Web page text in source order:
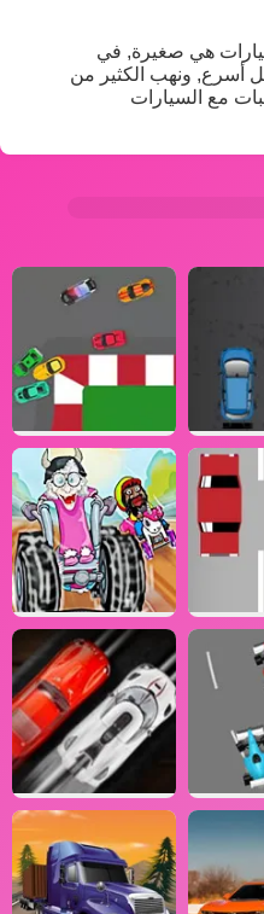
هي صغيرة, في
أسرع, ونهب الكثير من
مع السيارات